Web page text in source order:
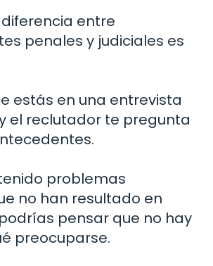
entre
penales y judiciales es
estás en una entrevista
el reclutador te pregunta
problemas
no han resultado en
pensar que no hay
preocuparse.